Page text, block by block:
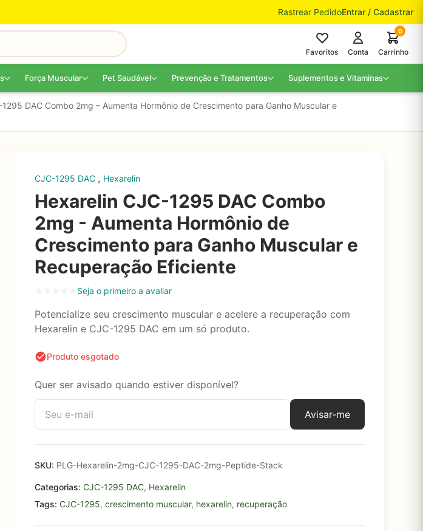
Rastrear PedidoEntrar / Cadastrar
Favoritos Conta
0
Carrinho
Força Muscular Pet Saudável Prevenção e Tratamentos Suplementos e Vitaminas
DAC Combo 2mg – Aumenta Hormônio de Crescimento para Ganho Muscular e
CJC-1295 DAC , Hexarelin
Hexarelin CJC-1295 DAC Combo
2mg - Aumenta Hormônio de
Crescimento para Ganho Muscular e
Recuperação Eficiente
Seja o primeiro a avaliar
Potencialize seu crescimento muscular e acelere a recuperação com
Hexarelin e CJC-1295 DAC em um só produto.
Produto esgotado
Quer ser avisado quando estiver disponível?
Avisar-me
SKU: PLG-Hexarelin-2mg-CJC-1295-DAC-2mg-Peptide-Stack
Categorias: CJC-1295 DAC, Hexarelin
Tags: CJC-1295, crescimento muscular, hexarelin, recuperação